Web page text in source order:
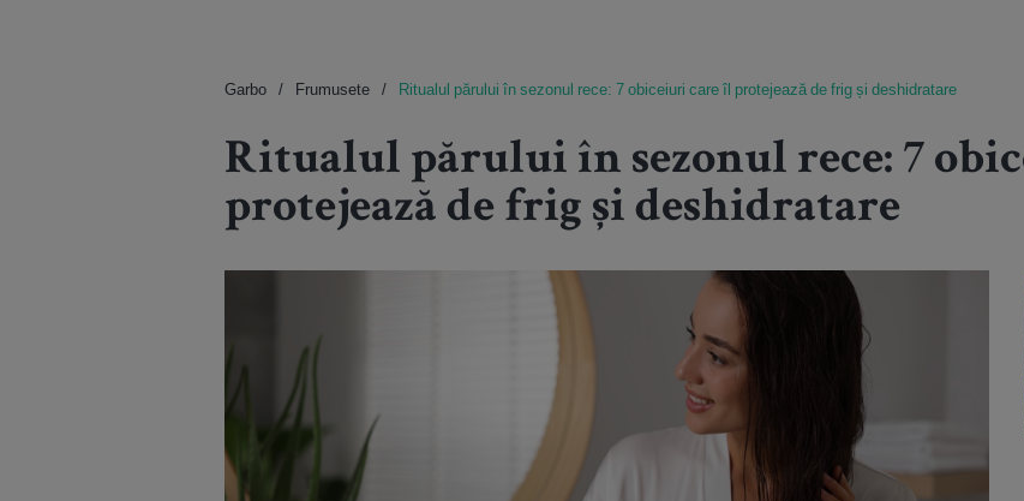
Garbo Frumusete Ritualul părului în sezonul rece: 7 obiceiuri care îl protejează de frig și deshidratare
Ritualul părului în sezonul rece: 7
protejează de frig și deshidratare